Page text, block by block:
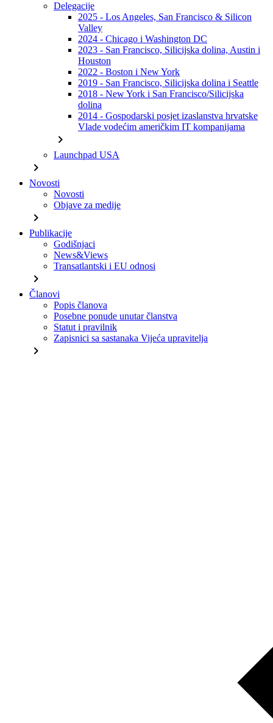
Delegacije
2025 - Los Angeles, San Francisco & Silicon
Valley
2024 - Chicago i Washington DC
2023 - San Francisco, Silicijska dolina, Austin i
Houston
2022 - Boston i New York
2019 - San Francisco, Silicijska dolina i Seattle
2018 - New York i San Francisco/Silicijska
dolina
2014 - Gospodarski posjet izaslanstva hrvatske
Vlade vodećim američkim IT kompanijama
chevron_right
Launchpad USA
chevron_right
Novosti
Novosti
Objave za medije
chevron_right
Publikacije
Godišnjaci
News&Views
Transatlantski i EU odnosi
chevron_right
Članovi
Popis članova
Posebne ponude unutar članstva
Statut i pravilnik
Zapisnici sa sastanaka Vijeća upravitelja
chevron_right